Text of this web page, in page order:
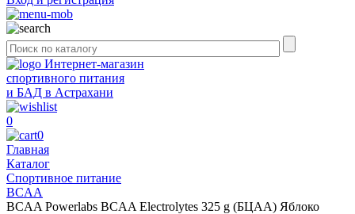
Интернет-магазин
спортивного питания
и БАД в Астрахани
0
0
Главная
Каталог
Спортивное питание
BCAA
BCAA Powerlabs BCAA Electrolytes 325 g (БЦАА) Яблоко